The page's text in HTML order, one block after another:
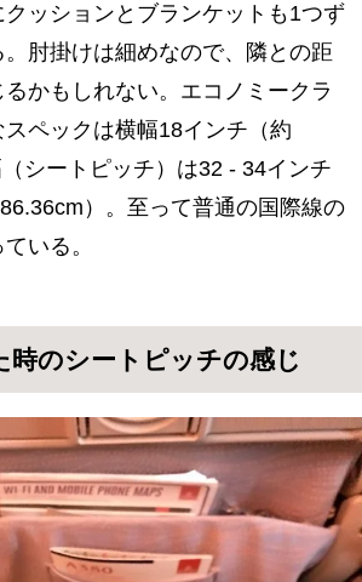
ッションとブランケットも1つず
肘掛けは細めなので、隣との距
かもしれない。エコノミークラ
ペックは横幅18インチ（約
シートピッチ）は32 - 34インチ
86.36cm）。至って普通の国際線の
いる。
時のシートピッチの感じ